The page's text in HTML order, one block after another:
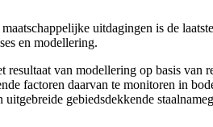
uitdagingen is de
en modellering.
resultaat van modellering op basis
factoren daarvan te monitoren in
gebiedsdekkende